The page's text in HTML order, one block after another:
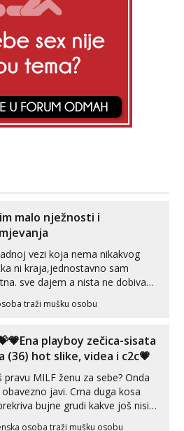
malo nježnosti i
vezi koja nema nikakvog
ni kraja,jednostavno sam
sve dajem a nista ne dobivam
moje potrebe,ne trazim puno
seks i njezne poljupce po
me jako pale,obozavam kad
traži mušku osobu
playboy zečica-sisata
(36) hot slike, videa i c2c💗
pravu MILF ženu za sebe? Onda
javi. Crna duga kosa
bujne grudi kakve još nisi
čista ŠESTICA! A usne? O usnama
osoba traži mušku osobu